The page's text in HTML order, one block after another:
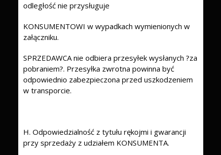
odległość nie przysługuje
KONSUMENTOWI w wypadkach wymienionych w
załączniku.
SPRZEDAWCA nie odbiera przesyłek wysłanych ?za
pobraniem?. Przesyłka zwrotna powinna być
odpowiednio zabezpieczona przed uszkodzeniem
w transporcie.
H. Odpowiedzialność z tytułu rękojmi i gwarancji
przy sprzedaży z udziałem KONSUMENTA.